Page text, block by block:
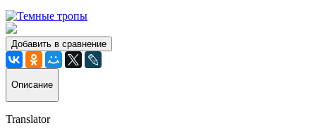
Добавить в сравнение
Описание
Translator